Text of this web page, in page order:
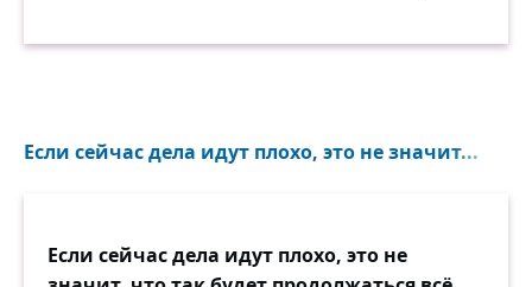
Если сейчас дела идут плохо, это не значит...
Если сейчас дела идут плохо, это не